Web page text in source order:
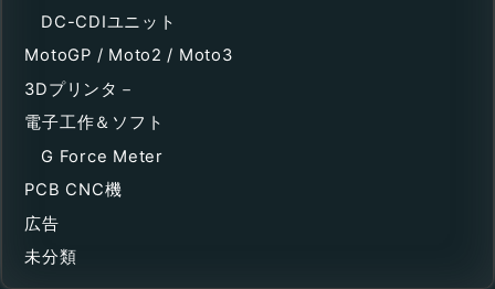
DC-CDIユニット
MotoGP / Moto2 / Moto3
3Dプリンタ－
電子工作＆ソフト
G Force Meter
PCB CNC機
広告
未分類